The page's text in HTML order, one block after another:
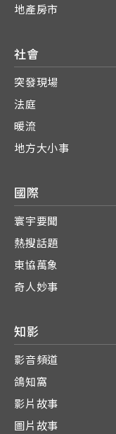
地產房市
社會
突發現場
法庭
暖流
地方大小事
國際
寰宇要聞
熱搜話題
東協萬象
奇人妙事
知影
影音頻道
鴿知窩
影片故事
圖片故事